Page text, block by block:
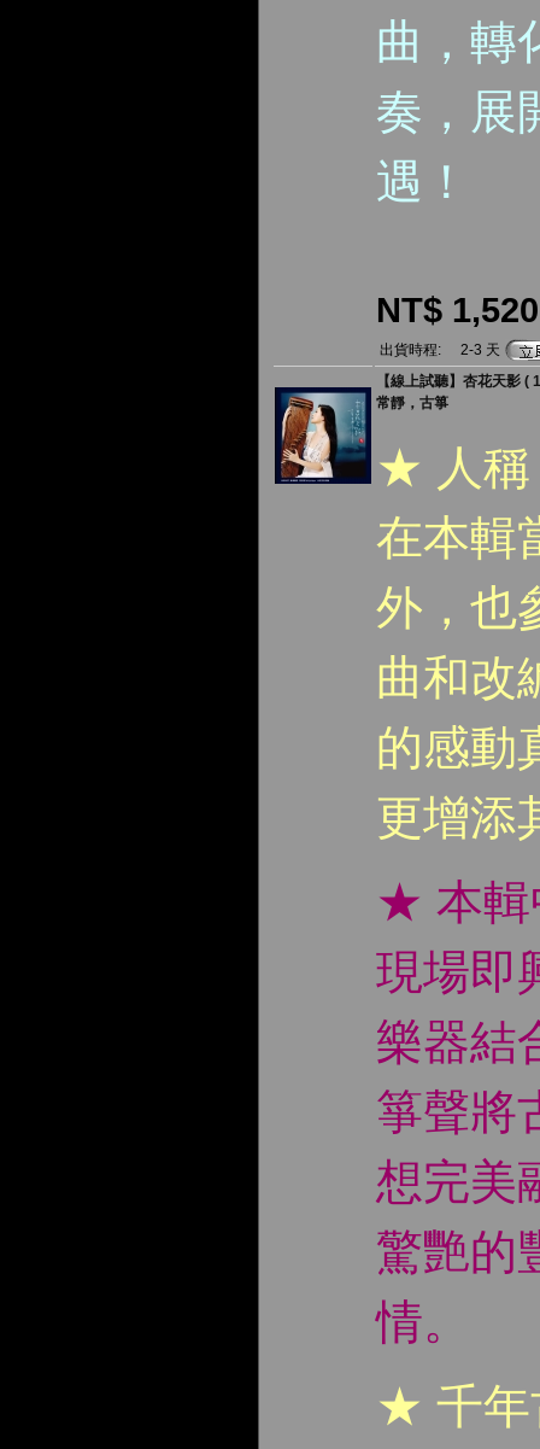
曲，轉
奏，展
遇！
NT$ 1,520
出貨時程:
2-3 天
【線上試聽】杏花天影 (
常靜，古箏
★ 人稱
在本輯
外，也
曲和改
的感動
更增添
★ 本輯
現場即
樂器結
箏聲將
想完美
驚艷的
情。
★ 千年